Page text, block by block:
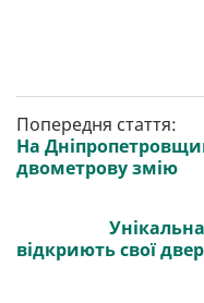
Попередня стаття:
На
двометрову змію
відкриють свої